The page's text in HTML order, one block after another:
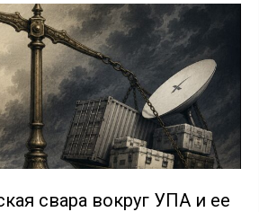
свара вокруг УПА и ее